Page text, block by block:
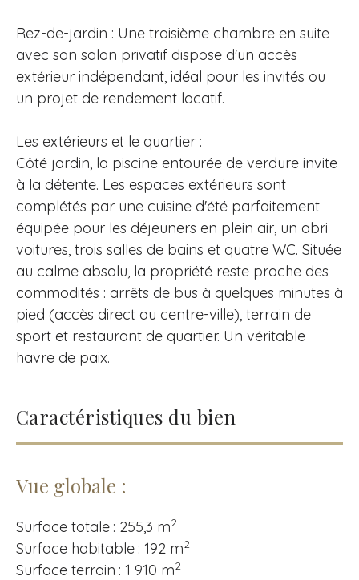
Rez-de-jardin : Une troisième chambre en suite
avec son salon privatif dispose d'un accès
extérieur indépendant, idéal pour les invités ou
un projet de rendement locatif.
Les extérieurs et le quartier :
Côté jardin, la piscine entourée de verdure invite
à la détente. Les espaces extérieurs sont
complétés par une cuisine d'été parfaitement
équipée pour les déjeuners en plein air, un abri
voitures, trois salles de bains et quatre WC. Située
au calme absolu, la propriété reste proche des
commodités : arrêts de bus à quelques minutes à
pied (accès direct au centre-ville), terrain de
sport et restaurant de quartier. Un véritable
havre de paix.
Caractéristiques du bien
Vue globale :
Surface totale : 255,3 m2
Surface habitable : 192 m2
Surface terrain : 1 910 m2